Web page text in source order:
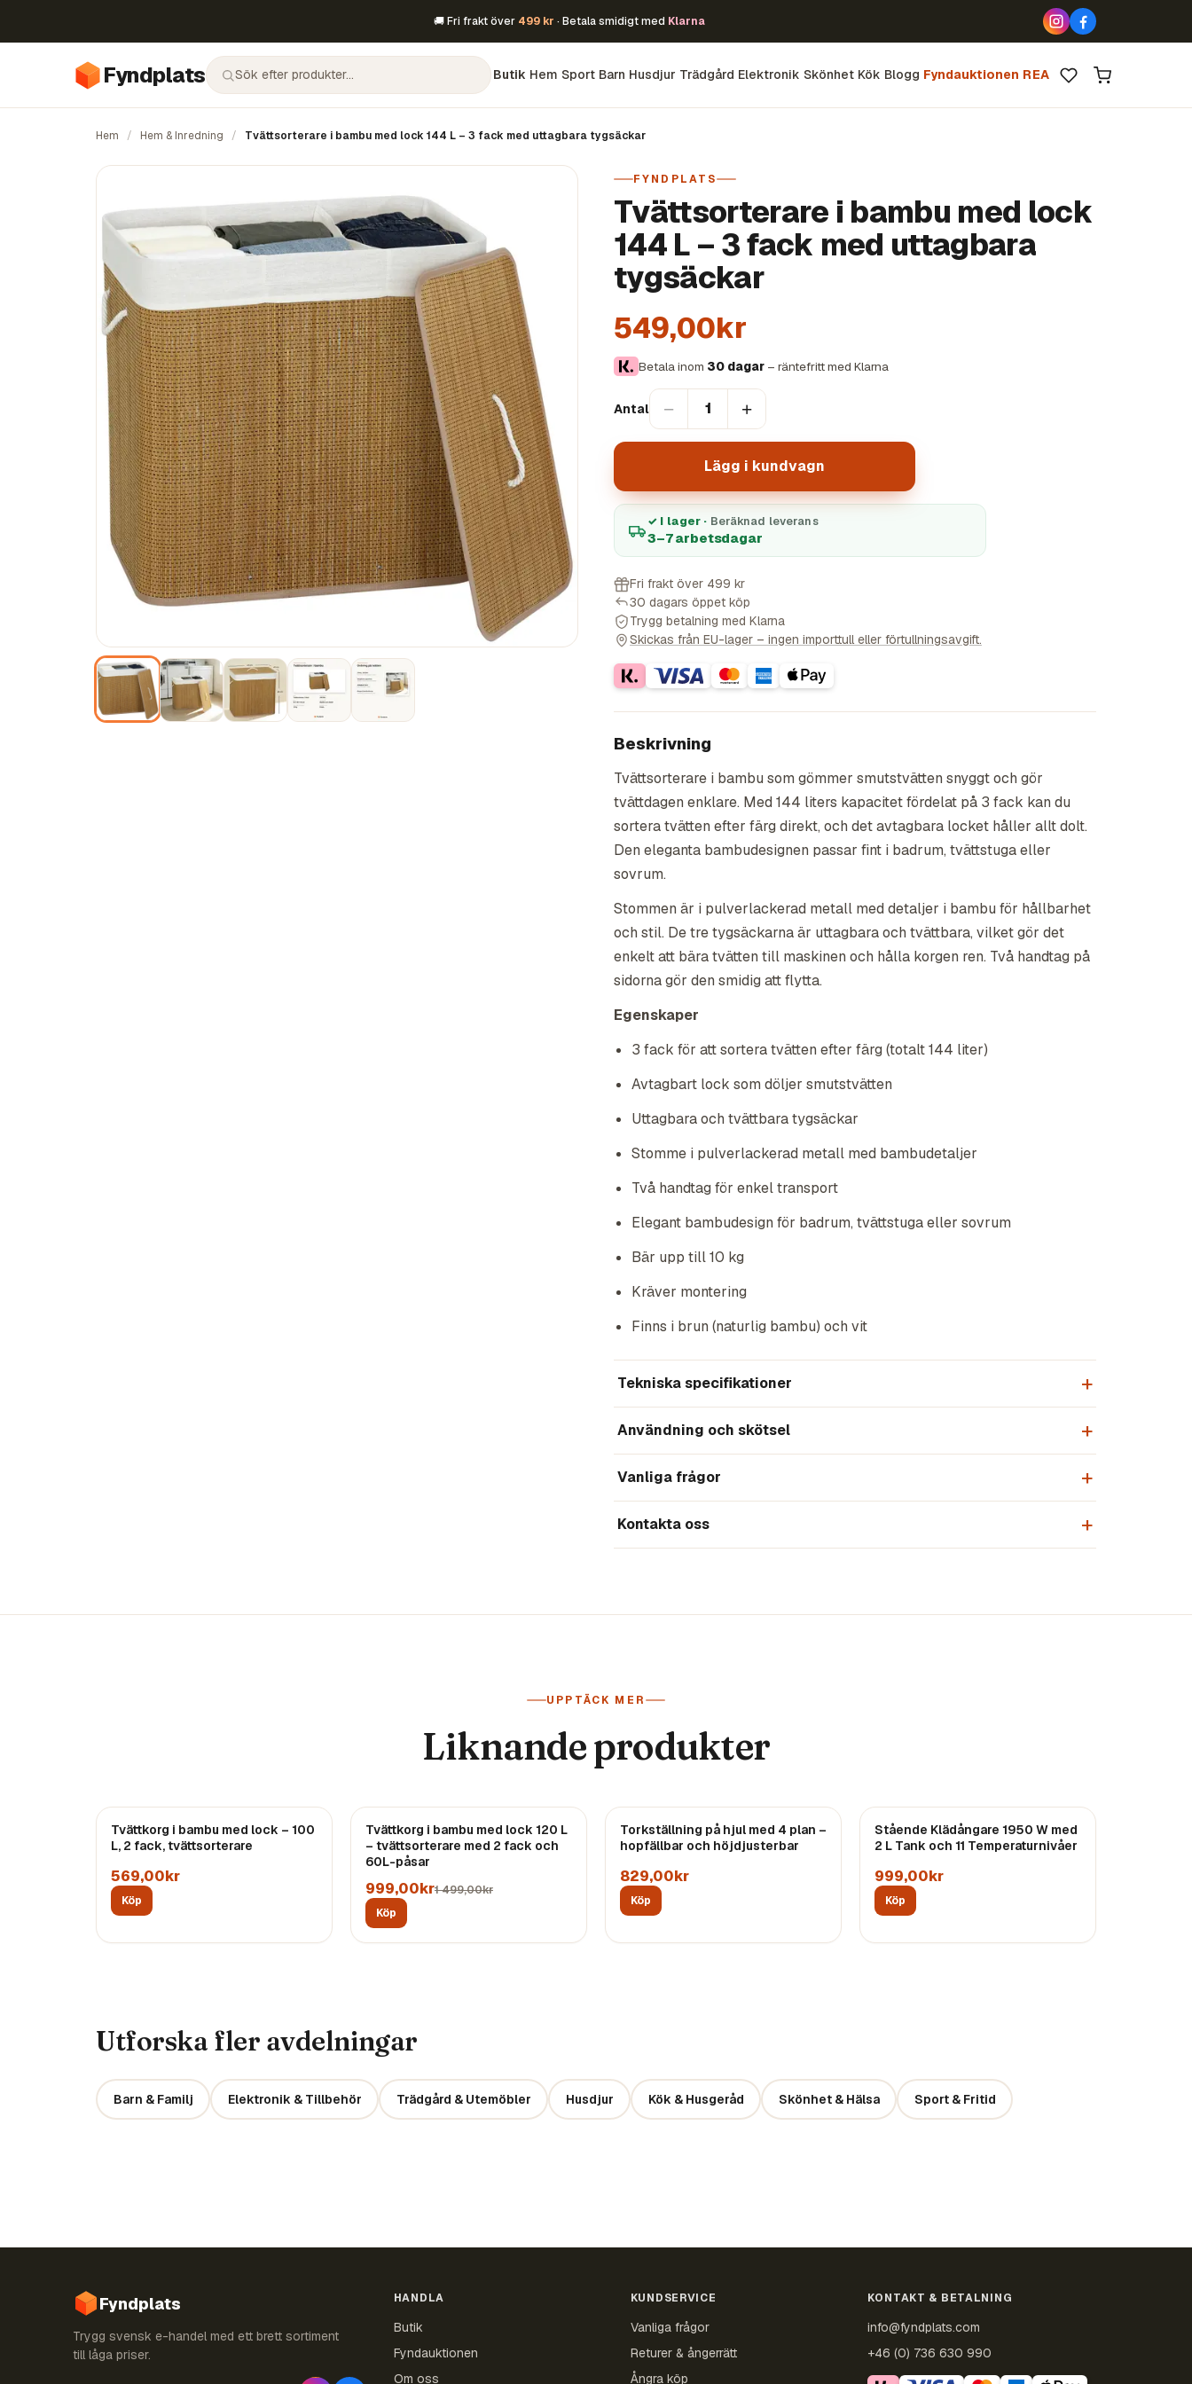
🚚 Fri frakt över 499 kr · Betala smidigt med Klarna
Fyndplats Butik Hem Sport Barn Husdjur Trädgård Elektronik Skönhet Kök Blogg Fyndauktionen REA
Hem / Hem & Inredning / Tvättsorterare i bambu med lock 144 L – 3 fack med uttagbara tygsäckar
FYNDPLATS
Tvättsorterare i bambu med lock
144 L – 3 fack med uttagbara
tygsäckar
549,00kr
Betala inom 30 dagar – räntefritt med Klarna
Antal − 1 +
Lägg i kundvagn
✓ I lager · Beräknad leverans
3–7 arbetsdagar
Fri frakt över 499 kr
30 dagars öppet köp
Trygg betalning med Klarna
Skickas från EU-lager – ingen importtull eller förtullningsavgift.
Beskrivning
Tvättsorterare i bambu som gömmer smutstvätten snyggt och gör
tvättdagen enklare. Med 144 liters kapacitet fördelat på 3 fack kan du
sortera tvätten efter färg direkt, och det avtagbara locket håller allt dolt.
Den eleganta bambudesignen passar fint i badrum, tvättstuga eller
sovrum.
Stommen är i pulverlackerad metall med detaljer i bambu för hållbarhet
och stil. De tre tygsäckarna är uttagbara och tvättbara, vilket gör det
enkelt att bära tvätten till maskinen och hålla korgen ren. Två handtag på
sidorna gör den smidig att flytta.
Egenskaper
3 fack för att sortera tvätten efter färg (totalt 144 liter)
Avtagbart lock som döljer smutstvätten
Uttagbara och tvättbara tygsäckar
Stomme i pulverlackerad metall med bambudetaljer
Två handtag för enkel transport
Elegant bambudesign för badrum, tvättstuga eller sovrum
Bär upp till 10 kg
Kräver montering
Finns i brun (naturlig bambu) och vit
Tekniska specifikationer
Användning och skötsel
Vanliga frågor
Kontakta oss
UPPTÄCK MER
Liknande produkter
Tvättkorg i bambu med lock – 100
L, 2 fack, tvättsorterare
569,00kr
Köp
REA
Tvättkorg i bambu med lock 120 L
– tvättsorterare med 2 fack och
60L-påsar
999,00kr1 499,00kr
Köp
Torkställning på hjul med 4 plan –
hopfällbar och höjdjusterbar
829,00kr
Köp
Stående Klädångare 1950 W med
2 L Tank och 11 Temperaturnivåer
999,00kr
Köp
Utforska fler avdelningar
Barn & Familj Elektronik & Tillbehör Trädgård & Utemöbler Husdjur Kök & Husgeråd Skönhet & Hälsa Sport & Fritid
Fyndplats
Trygg svensk e-handel med ett brett sortiment
till låga priser.
HANDLA
Butik
Fyndauktionen
Om oss
KUNDSERVICE
Vanliga frågor
Returer & ångerrätt
Ångra köp
KONTAKT & BETALNING
info@fyndplats.com
+46 (0) 736 630 990